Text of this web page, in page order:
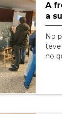
A
a
No
teve
no